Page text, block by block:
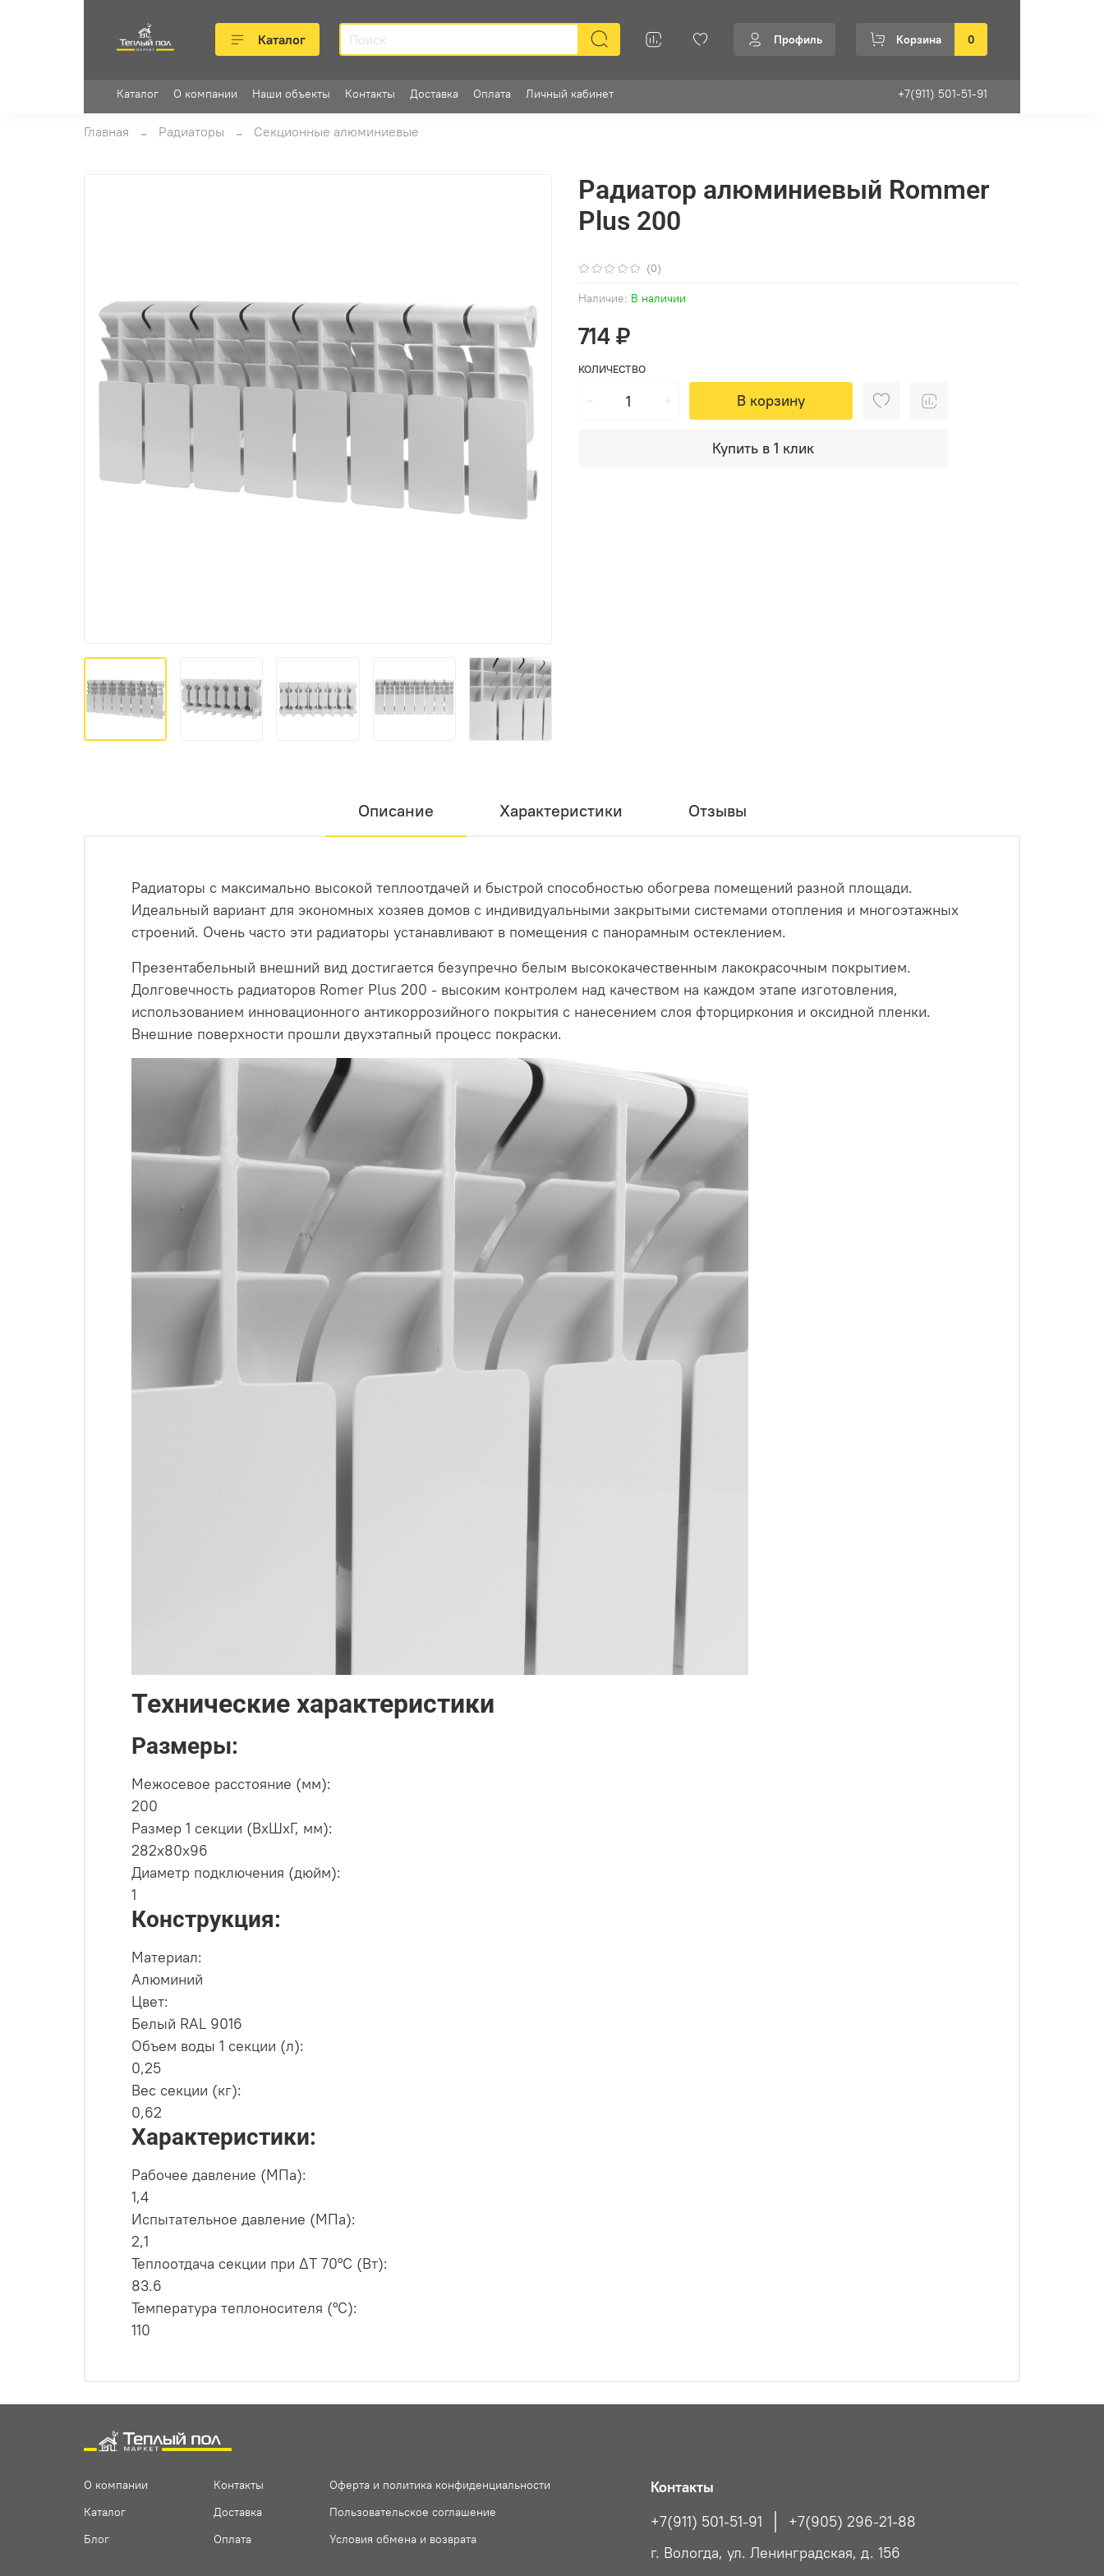
Каталог Профиль Корзина 0
Каталог О компании Наши объекты Контакты Доставка Оплата Личный кабинет +7(911) 501-51-91
Главная Радиаторы Секционные алюминиевые
(0)
Наличие: В наличии
Радиатор алюминиевый Rommer
Plus 200
714 ₽
КОЛИЧЕСТВО
В корзину
Купить в 1 клик
Описание Характеристики Отзывы
Радиаторы с максимально высокой теплоотдачей и быстрой способностью обогрева помещений разной площади.
Идеальный вариант для экономных хозяев домов с индивидуальными закрытыми системами отопления и многоэтажных
строений. Очень часто эти радиаторы устанавливают в помещения с панорамным остеклением.
Презентабельный внешний вид достигается безупречно белым высококачественным лакокрасочным покрытием.
Долговечность радиаторов Romer Plus 200 - высоким контролем над качеством на каждом этапе изготовления,
использованием инновационного антикоррозийного покрытия с нанесением слоя фторциркония и оксидной пленки.
Внешние поверхности прошли двухэтапный процесс покраски.
Технические характеристики
Размеры:
Межосевое расстояние (мм):
200
Размер 1 секции (ВхШхГ, мм):
282х80х96
Диаметр подключения (дюйм):
1
Конструкция:
Материал:
Алюминий
Цвет:
Белый RAL 9016
Объем воды 1 секции (л):
0,25
Вес секции (кг):
0,62
Характеристики:
Рабочее давление (МПа):
1,4
Испытательное давление (МПа):
2,1
Теплоотдача секции при ∆Т 70°С (Вт):
83.6
Температура теплоносителя (°С):
110
О компании
Каталог
Блог
Контакты
Доставка
Оплата
Оферта и политика конфиденциальности
Пользовательское соглашение
Условия обмена и возврата
Контакты
+7(911) 501-51-91
+7(905) 296-21-88
г. Вологда, ул. Ленинградская, д. 156